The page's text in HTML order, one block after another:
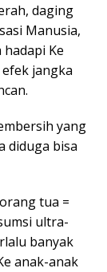
daging
Manusia,
Ke
jangka
yang
diduga bisa
tua =
ultra-
banyak
anak-anak